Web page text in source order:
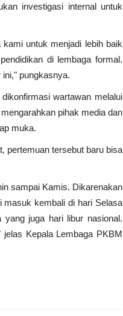
investigasi internal untuk
untuk menjadi lebih baik
di lembaga formal.
pungkasnya.
wartawan melalui
pihak media dan
muka.
pertemuan tersebut baru bisa
sampai Kamis. Dikarenakan
masuk kembali di hari Selasa
juga hari libur nasional.
Kepala Lembaga PKBM